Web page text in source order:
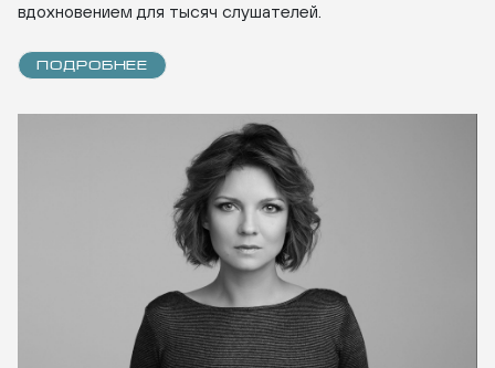
вдохновением для тысяч слушателей.
ПОДРОБНЕЕ